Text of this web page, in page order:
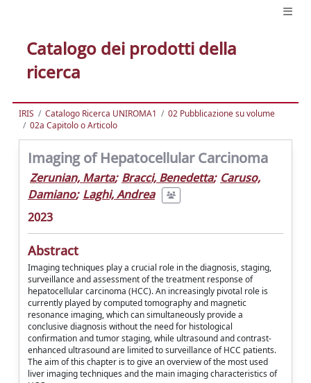
Catalogo dei prodotti della
ricerca
IRIS Catalogo Ricerca UNIROMA1
02 Pubblicazione su volume
02a Capitolo o Articolo
Imaging of Hepatocellular Carcinoma
Zerunian, Marta; Bracci, Benedetta; Caruso,
Damiano; Laghi, Andrea
2023
Abstract
Imaging techniques play a crucial role in the diagnosis, staging,
surveillance and assessment of the treatment response of
hepatocellular carcinoma (HCC). An increasingly pivotal role is
currently played by computed tomography and magnetic
resonance imaging, which can simultaneously provide a
conclusive diagnosis without the need for histological
confirmation and tumor staging, while ultrasound and contrast-
enhanced ultrasound are limited to surveillance of HCC patients.
The aim of this chapter is to give an overview of the most used
liver imaging techniques and the main imaging characteristics of